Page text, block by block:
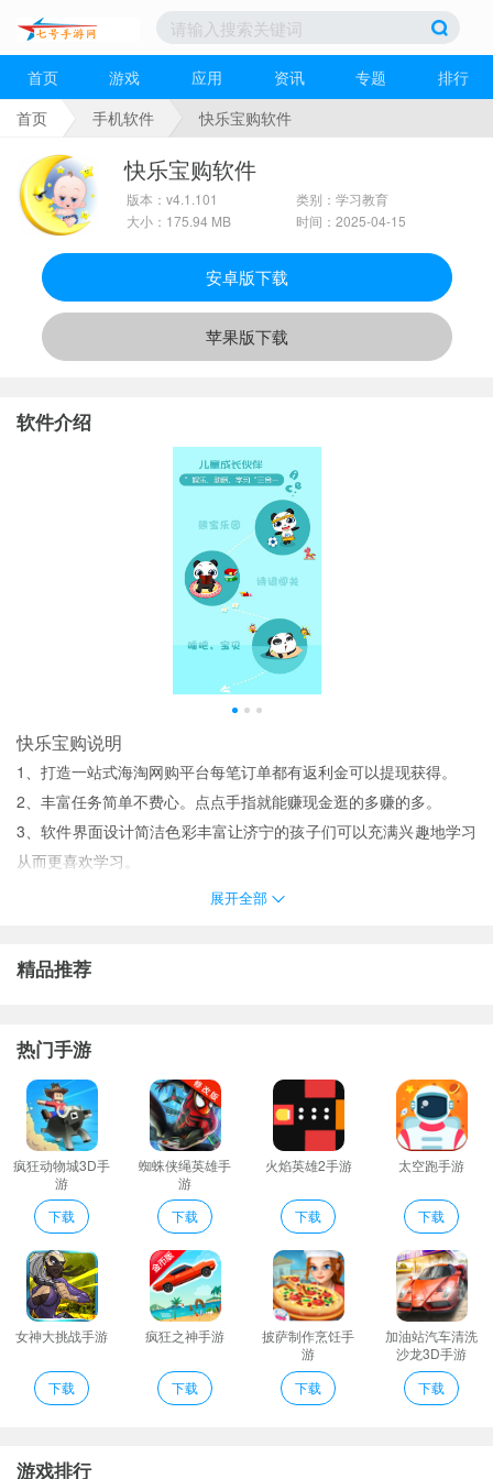
首页 游戏 应用 资讯 专题
排行
首页
手机软件 快乐宝购软件
快乐宝购软件
版本：v4.1.101
大小：175.94 MB
类别：学习教育
时间：2025-04-15
安卓版下载
苹果版下载
软件介绍
快乐宝购说明
1、打造一站式海淘网购平台每笔订单都有返利金可以提现获得。
2、丰富任务简单不费心。点点手指就能赚现金逛的多赚的多。
3、软件界面设计简洁色彩丰富让济宁的孩子们可以充满兴趣地学习
从而更喜欢学习。
4、软件还有很多有趣认知的小游戏让孩子可以边玩边学习到更多的
6、日常问候幽默笑话卖萌耍宝诗词对答睡眠陪伴多样化互动式语言
7、丰富的商品超多的网购专区可以选择需要喜欢的；
快乐宝购评价
软件主要是对小宝宝的动物认知设计的软件采用了中英文的面膜是
对小宝宝进行全面的认知教育。
汇集丰富网购优惠信息只为帮你省下钱。
睡一会精选睡前故事陪伴孩子轻松入眠。
增加动物英文文字展示与语音播报；
返还工具：通过返两块去淘宝/天猫/京东/唯品会/一号店等家商城购
物至高返利%
快乐宝宝认动物app是一款早教类的软件通过快乐宝宝认动物app孩
子可以方便的学习一些基础知识对于孩子来说不错。
快乐宝购亮点
玩一会幽默风趣的语音闲聊卖萌耍宝的手势动画。
展开全部
精品推荐
热门手游
疯狂动物城3D手
游
下载
蜘蛛侠绳英雄手
游
下载
火焰英雄2手游
下载
太空跑手游
下载
女神大挑战手游
下载
疯狂之神手游
下载
披萨制作烹饪手
游
下载
加油站汽车清洗
沙龙3D手游
下载
游戏排行